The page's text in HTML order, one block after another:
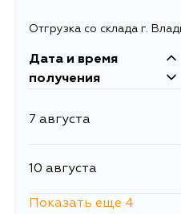
Отгрузка со склада г.
Дата и время
получения
7 августа
10 августа
Показать еще 4